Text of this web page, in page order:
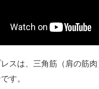
スは、三角筋（肩の筋
す。